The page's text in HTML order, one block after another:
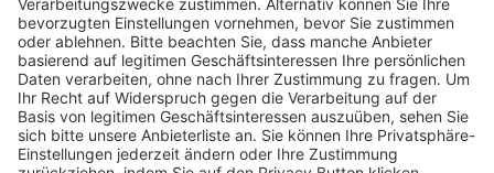
Schulungsangebot Vereinsmitarbeiter
BFV-Geschäftsstellen
Trainerbörse
Login SpielPlus